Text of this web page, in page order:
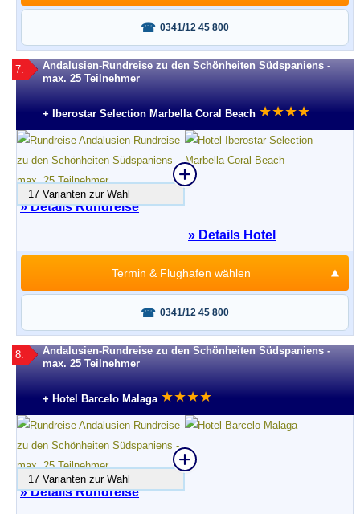
0341/12 45 800
7.
Andalusien-Rundreise zu den Schönheiten Südspaniens -
max. 25 Teilnehmer
+ Iberostar Selection Marbella Coral Beach ★★★★
» Details Rundreise
17 Varianten zur Wahl
» Details Hotel
0341/12 45 800
Termin & Flughafen wählen
8.
Andalusien-Rundreise zu den Schönheiten Südspaniens -
max. 25 Teilnehmer
+ Hotel Barcelo Malaga ★★★★
» Details Rundreise
17 Varianten zur Wahl